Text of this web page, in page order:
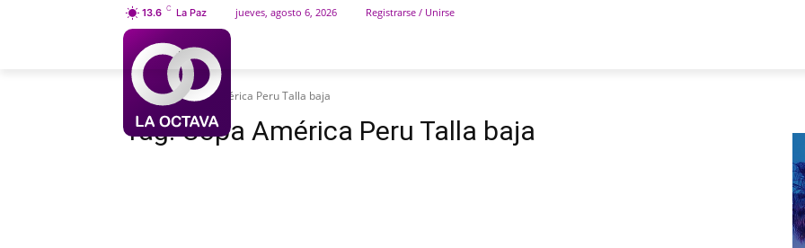
13.6 C La Paz jueves, agosto 6, 2026 Registrarse / Unirse
Etiquetas Copa América Peru Talla baja
Tag:Copa América Peru Talla baja